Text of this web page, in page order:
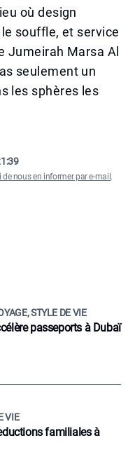
où design
souffle, et service
Jumeirah Marsa Al
seulement un
les sphères les
de nous en informer par e-mail .
STYLE DE VIE
passeports à Dubaï
VIE
familiales à